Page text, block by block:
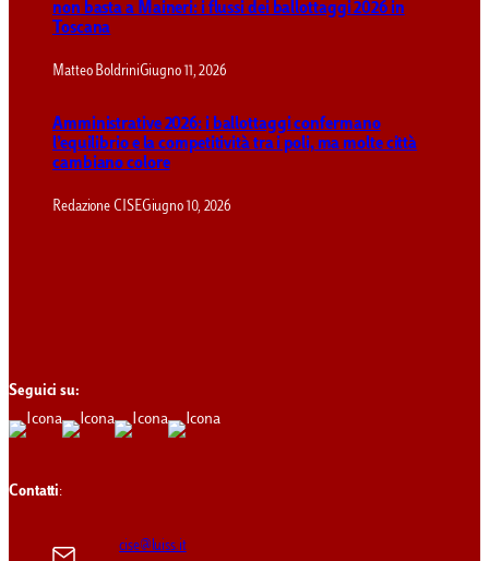
non basta a Maineri: i flussi dei ballottaggi 2026 in
Toscana
Matteo BoldriniGiugno 11, 2026
Amministrative 2026: i ballottaggi confermano
l’equilibrio e la competitività tra i poli, ma molte città
cambiano colore
Redazione CISEGiugno 10, 2026
Seguici su:
Contatti:
cise@luiss.it